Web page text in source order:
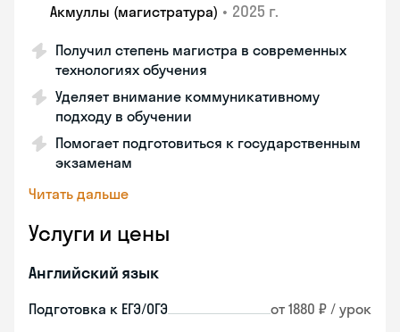
Акмуллы (магистратура) • 2025 г.
Получил степень магистра в современных
технологиях обучения
Уделяет внимание коммуникативному
подходу в обучении
Помогает подготовиться к государственным
экзаменам
Читать дальше
Услуги и цены
Английский язык
Подготовка к ЕГЭ/ОГЭ от 1880 ₽ / урок